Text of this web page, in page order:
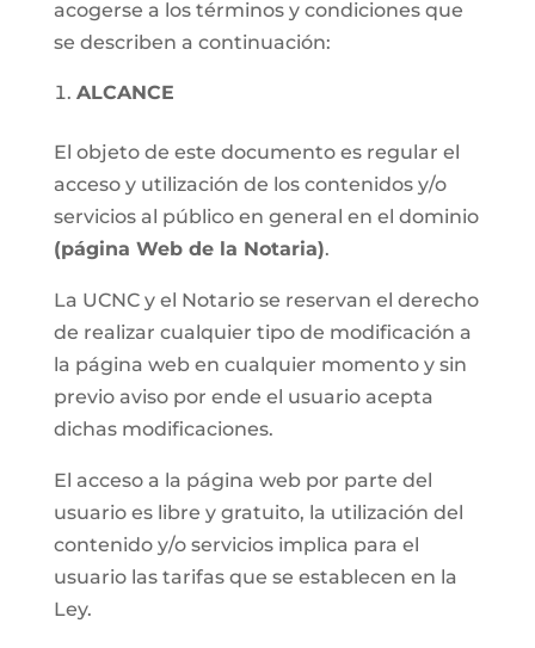
acogerse a los términos y condiciones que
se describen a continuación:
ALCANCE
El objeto de este documento es regular el
acceso y utilización de los contenidos y/o
servicios al público en general en el dominio
(página Web de la Notaria).
La UCNC y el Notario se reservan el derecho
de realizar cualquier tipo de modificación a
la página web en cualquier momento y sin
previo aviso por ende el usuario acepta
dichas modificaciones.
El acceso a la página web por parte del
usuario es libre y gratuito, la utilización del
contenido y/o servicios implica para el
usuario las tarifas que se establecen en la
Ley.